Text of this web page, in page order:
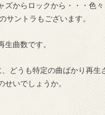
ズからロックから・・・色々
サントラもございます。
生曲数です。
、どうも特定の曲ばかり再生
いでしょうか。